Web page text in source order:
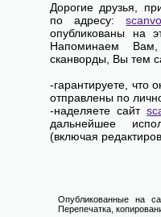
Дорогие друзья,
по адресу:
опубликованы на
Напоминаем
сканворды, Вы тем
-гарантируете, что
отправлены по
-наделяете сайт
дальнейшее
(включая
Опубликованные на
Перепечатка,